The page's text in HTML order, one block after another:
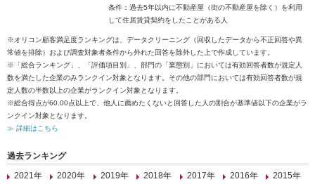
条件：過去5年以内に不動産屋（街の不動産屋を除く）を利用
して住居賃貸契約をしたことがある人
※オリコン顧客満足度ランキングは、データクリーニング（回収したデータから不正回答や異
常値を排除）および調査対象者条件から外れた回答を除外した上で作成しています。
※「総合ランキング」、「評価項目別」、部門の「業態別」においては有効回答者数が規定人
数を満たした企業のみランクイン対象となります。その他の部門においては有効回答者数が規
定人数の半数以上の企業がランクイン対象となります。
※総合得点が60.00点以上で、他人に薦めたくないと回答した人の割合が基準値以下の企業がラ
ンクイン対象となります。
≫ 詳細はこちら
過去ランキング
2021年
2020年 2019年 2018年 2017年 2016年
2015年